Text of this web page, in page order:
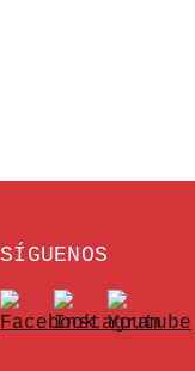
SÍGUENOS